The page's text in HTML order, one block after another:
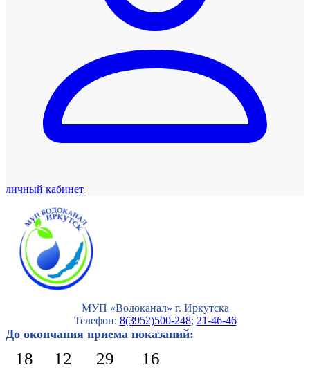
личный кабинет
МУП «Водоканал» г. Иркутска
Телефон: 8(3952)500-248; 21-46-46
До окончания приема показаний:
18 12 29 15